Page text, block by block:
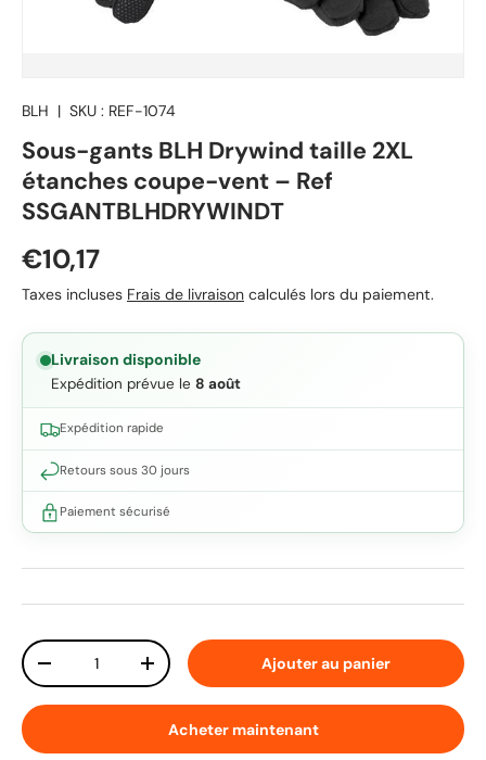
BLH | SKU : REF-1074
Sous-gants BLH Drywind taille 2XL
étanches coupe-vent – Ref
SSGANTBLHDRYWINDT
Prix habituel
€10,17
Taxes incluses Frais de livraison calculés lors du paiement.
Livraison disponible
Expédition prévue le 8 août
Expédition rapide
Retours sous 30 jours
Paiement sécurisé
Qté
Diminuer la quantitéAugmenter la quantitéAjouter au panier
Acheter maintenant